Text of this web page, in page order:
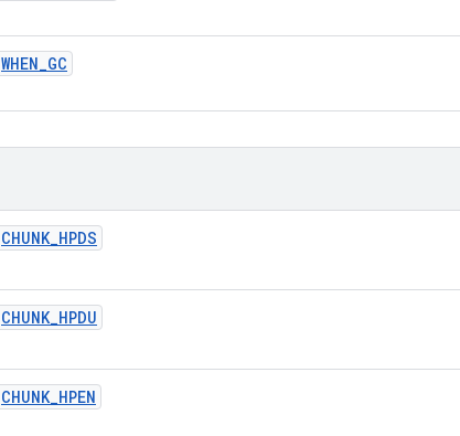
WHEN_GC
CHUNK_HPDS
CHUNK_HPDU
CHUNK_HPEN